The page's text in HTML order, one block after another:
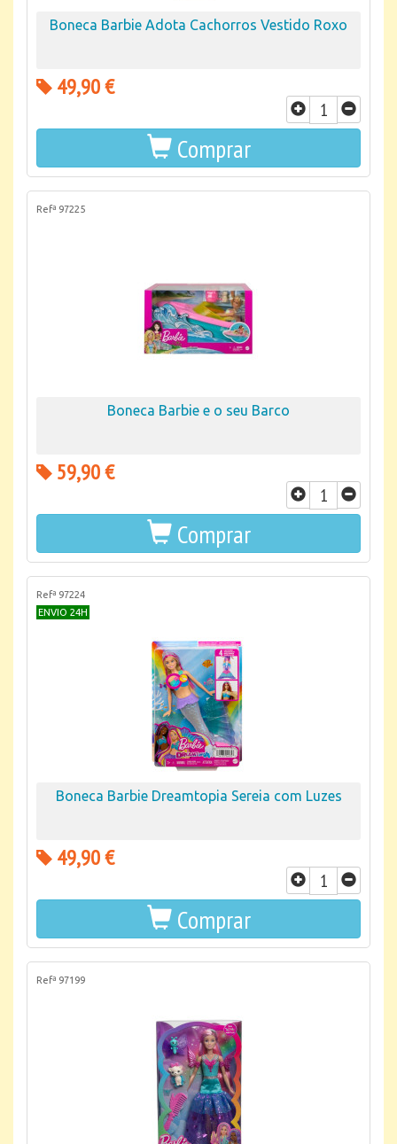
Boneca Barbie Adota Cachorros Vestido Roxo
49,90 €
Comprar
Refª 97225
Boneca Barbie e o seu Barco
59,90 €
Comprar
Refª 97224
ENVIO 24H
Boneca Barbie Dreamtopia Sereia com Luzes
49,90 €
Comprar
Refª 97199